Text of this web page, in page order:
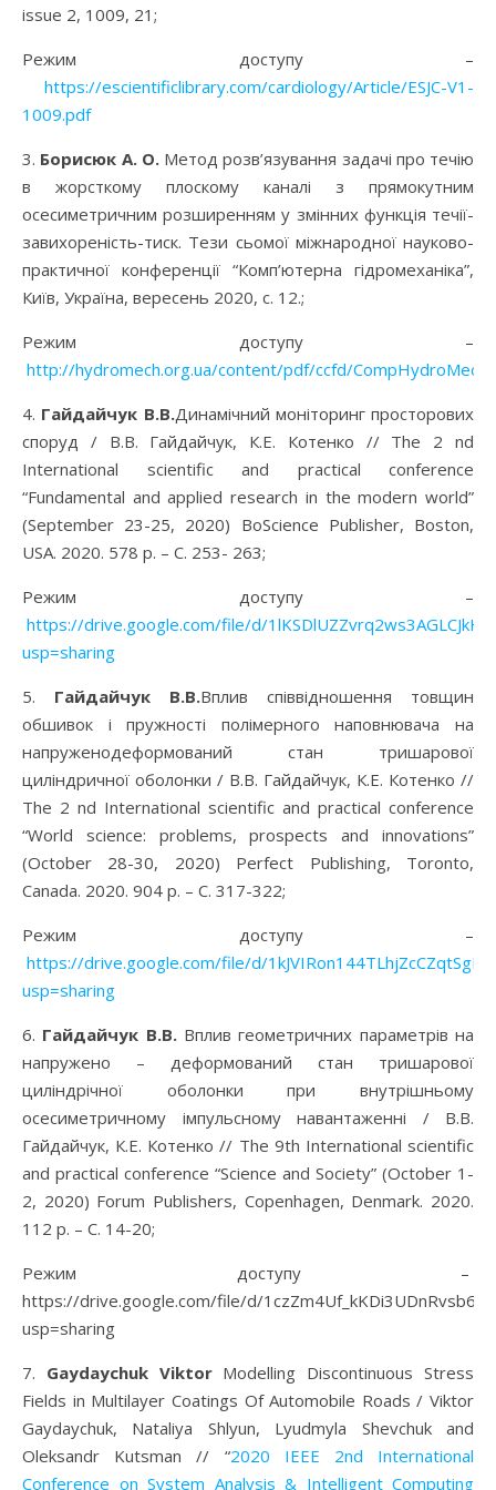
issue 2, 1009, 21;
Режим доступу –
https://escientificlibrary.com/cardiology/Article/ESJC-V1-
1009.pdf
3. Борисюк А. О.Метод розв’язування задачі про течію
в жорсткому плоскому каналі з прямокутним
осесиметричним розширенням у змінних функція течії-
завихореність-тиск. Тези сьомої міжнародної науково-
практичної конференції “Комп’ютерна гідромеханіка”,
Київ, Україна, вересень 2020, с. 12.;
Режим доступу –
http://hydromech.org.ua/content/pdf/ccfd/
4. Гайдайчук В.В.Динамічний моніторинг просторових
споруд / В.В. Гайдайчук, К.Е. Котенко // The 2 nd
International scientific and practical conference
“Fundamental and applied research in the modern world”
(September 23-25, 2020) BoScience Publisher, Boston,
USA. 2020. 578 p. – С. 253- 263;
Режим доступу –
https://drive.google.com/file/d/
usp=sharing
5. Гайдайчук В.В.Вплив співвідношення товщин
обшивок і пружності полімерного наповнювача на
напруженодеформований стан тришарової
циліндричної оболонки / В.В. Гайдайчук, К.Е. Котенко //
The 2 nd International scientific and practical conference
“World science: problems, prospects and innovations”
(October 28-30, 2020) Perfect Publishing, Toronto,
Canada. 2020. 904 p. – С. 317-322;
Режим доступу –
https://drive.google.com/file/d/
usp=sharing
6. Гайдайчук В.В. Вплив геометричних параметрів на
напружено – деформований стан тришарової
циліндрічної оболонки при внутрішньому
осесиметричному імпульсному навантаженні / В.В.
Гайдайчук, К.Е. Котенко // The 9th International scientific
and practical conference “Science and Society” (October 1-
2, 2020) Forum Publishers, Copenhagen, Denmark. 2020.
112 p. – С. 14-20;
Режим доступу –
https://drive.google.com/file/d/
usp=sharing
7. Gaydaychuk Viktor Modelling Discontinuous Stress
Fields in Multilayer Coatings Of Automobile Roads / Viktor
Gaydaychuk, Nataliya Shlyun, Lyudmyla Shevchuk and
Oleksandr Kutsman // “2020 IEEE 2nd International
Conference on System Analysis & Intelligent Computing